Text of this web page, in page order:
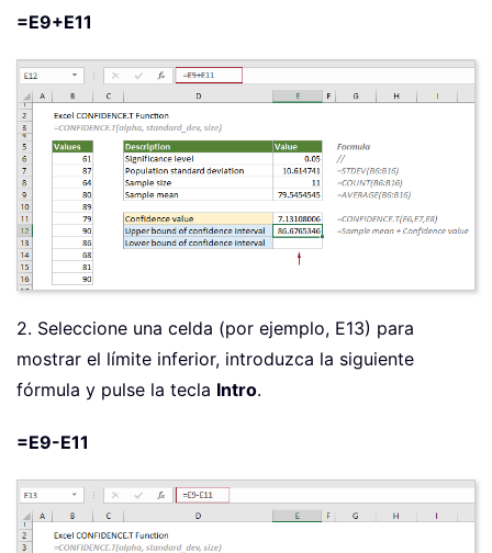
=E9+E11
2. Seleccione una celda (por ejemplo, E13) para
mostrar el límite inferior, introduzca la siguiente
fórmula y pulse la tecla Intro.
=E9-E11